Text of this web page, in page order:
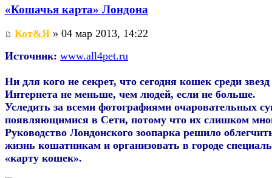
«Кошачья карта» Лондона
Кот&Я » 04 мар 2013, 14:22
Источник: www.all4pet.ru
Ни для кого не секрет, что сегодня кошек среди звезд
Интернета не меньше, чем людей, если не больше.
Уследить за всеми фотографиями очаровательных
появляющимися в Сети, потому что их слишком
Руководство Лондонского зоопарка решило
жизнь кошатникам и организовать в городе
«карту кошек».